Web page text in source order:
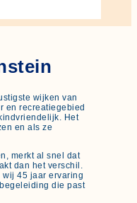
wijken van
en recreatiegebied
Het
en als ze
merkt al snel dat
dan het verschil.
wij 45 jaar ervaring
die past